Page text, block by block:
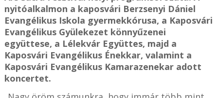
nyitóalkalmon a kaposvári Berzsenyi Dániel
Evangélikus Iskola gyermekkórusa, a Kaposvári
Evangélikus Gyülekezet könnyűzenei
együttese, a Lélekvár Együttes, majd a
Kaposvári Evangélikus Énekkar, valamint a
Kaposvári Evangélikus Kamarazenekar adott
koncertet.